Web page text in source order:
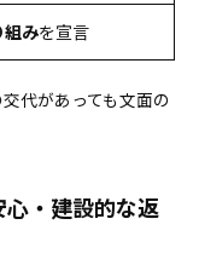
組みを宣言
代があっても文面の
・建設的な返